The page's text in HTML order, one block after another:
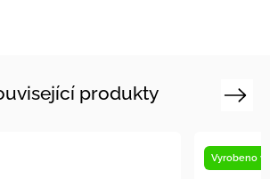
produkty Next